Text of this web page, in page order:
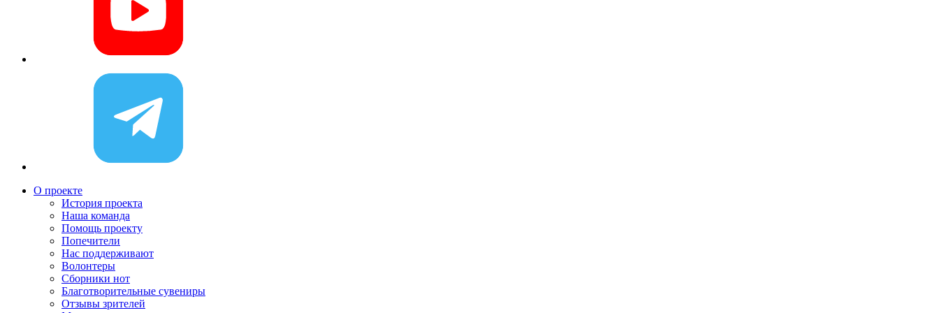
О проекте
История проекта
Наша команда
Помощь проекту
Попечители
Нас поддерживают
Волонтеры
Сборники нот
Благотворительные сувениры
Отзывы зрителей